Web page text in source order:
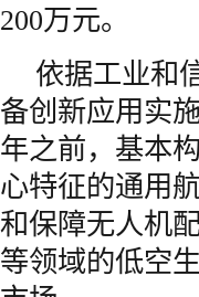
200万元。
依据工业和
备创新应用实
年之前，基本
心特征的通用
和保障无人机
等领域的低空